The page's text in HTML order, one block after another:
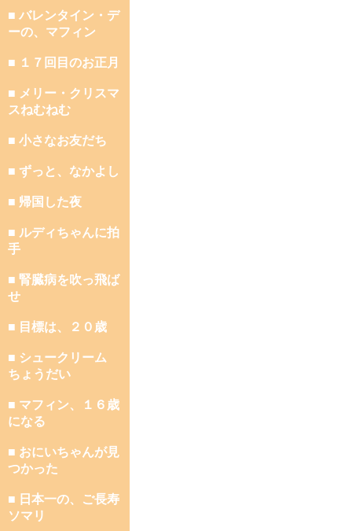
■ バレンタイン・デ
ーの、マフィン
■ １７回目のお正月
■ メリー・クリスマ
スねむねむ
■ 小さなお友だち
■ ずっと、なかよし
■ 帰国した夜
■ ルディちゃんに拍
手
■ 腎臓病を吹っ飛ば
せ
■ 目標は、２０歳
■ シュークリーム
ちょうだい
■ マフィン、１６歳
になる
■ おにいちゃんが見
つかった
■ 日本一の、ご長寿
ソマリ